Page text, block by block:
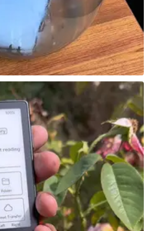
ستظل عالقًا في الوحل، لكنك
توجيه استجابة واسعة النطاق
Thick As Thieves